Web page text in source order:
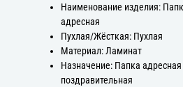
Наименование изделия:
адресная
Пухлая/Жёсткая: Пухлая
Материал: Ламинат
Назначение: Папка адресная
поздравительная